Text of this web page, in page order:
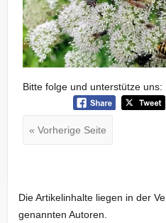
Bitte folge und unterstütze uns:
« Vorherige Seite
Die Artikelinhalte liegen in der
genannten Autoren.